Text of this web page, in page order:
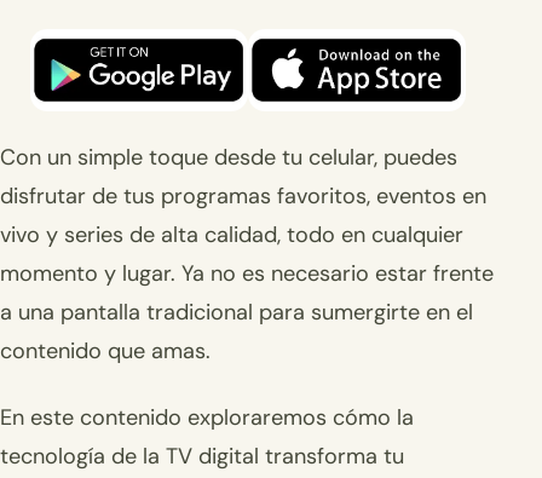
Con un simple toque desde tu celular, puedes
disfrutar de tus programas favoritos, eventos en
vivo y series de alta calidad, todo en cualquier
momento y lugar. Ya no es necesario estar frente
a una pantalla tradicional para sumergirte en el
contenido que amas.
En este contenido exploraremos cómo la
tecnología de la TV digital transforma tu